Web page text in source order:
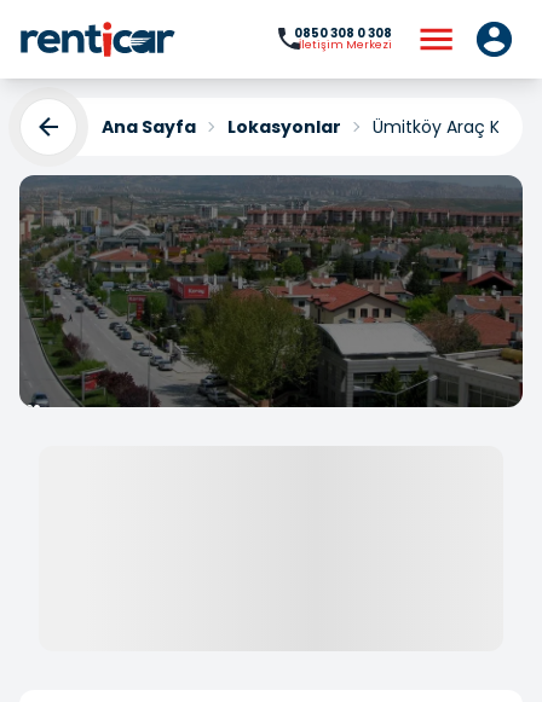
0850 308 0 308
İletişim Merkezi
Ana Sayfa Lokasyonlar Ümitköy Araç
Ümitköy Araç Kiralama